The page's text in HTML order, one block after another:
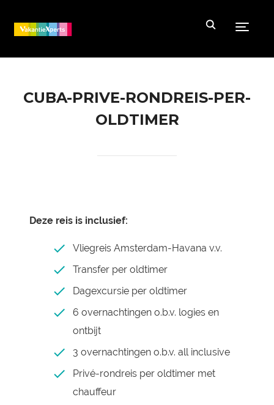
CUBA-PRIVE-RONDREIS-PER-
OLDTIMER
Deze reis is inclusief:
Vliegreis Amsterdam-Havana v.v.
Transfer per oldtimer
Dagexcursie per oldtimer
6 overnachtingen o.b.v. logies en
ontbijt
3 overnachtingen o.b.v. all inclusive
Privé-rondreis per oldtimer met
chauffeur